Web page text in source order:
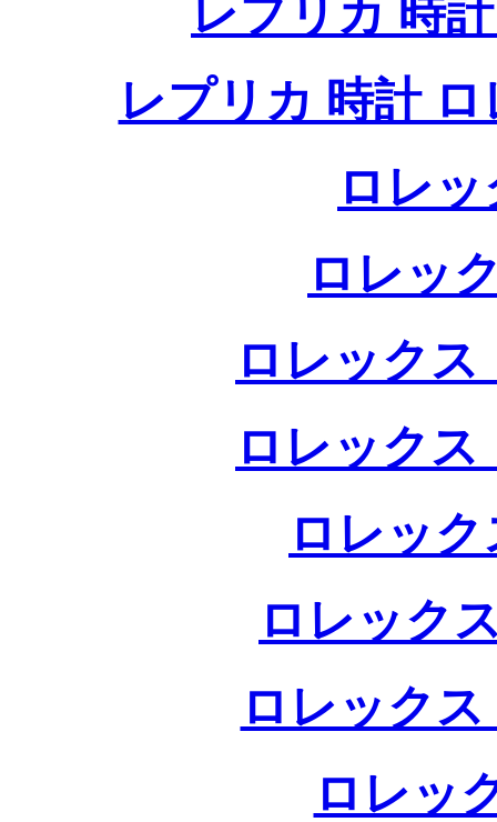
レプリカ 時
レプリカ 時計
ロレ
ロレッ
ロレックス
ロレックス
ロレッ
ロレック
ロレック
ロレッ